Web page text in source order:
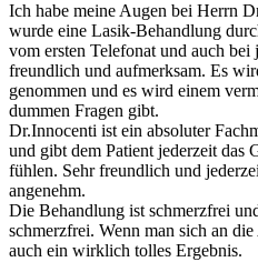
Ich habe meine Augen bei Herrn
wurde eine Lasik-Behandlung
vom ersten Telefonat und auch bei
freundlich und aufmerksam. Es
genommen und es wird einem
dummen Fragen gibt.
Dr.Innocenti ist ein absoluter
und gibt dem Patient jederzeit das
fühlen. Sehr freundlich und
angenehm.
Die Behandlung ist schmerzfrei
schmerzfrei. Wenn man sich an
auch ein wirklich tolles Ergebnis.